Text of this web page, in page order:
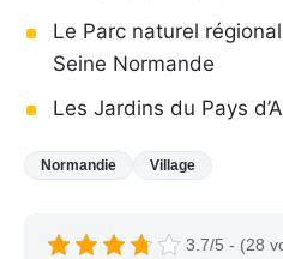
Le Parc naturel
Seine Normande
Les Jardins du Pays
Normandie Village
3.7/5 - (28